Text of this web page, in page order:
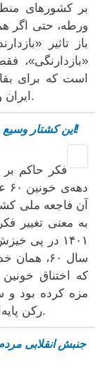
بر کشورهای
ورطه، حتی اگر
باز تاثیر
«بازدارنگی»،
است که برای
ایران و هیچ تنش‌زایی در منطقه ابایی ندارد.
این کشتار وسیع مبتنی بر تصمیم‌سازی راس حکومت بود!
فکر حاکم
به معنی تغییر
سال ۶۰،
که اختناق
مزه کرده بود و
رکن پایه‌ای در حکمت سیاسی این نظام است.
جنبش انقلابی